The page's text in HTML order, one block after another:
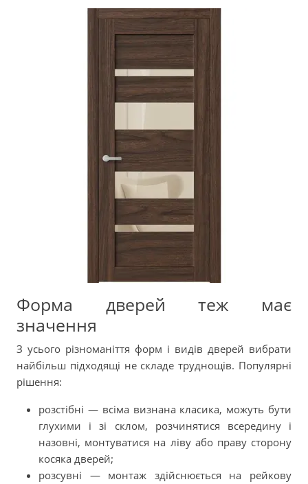
Форма дверей теж має
значення
З усього різноманіття форм і видів дверей вибрати
найбільш підходящі не складе труднощів. Популярні
рішення:
розстібні — всіма визнана класика, можуть бути
глухими і зі склом, розчинятися всередину і
назовні, монтуватися на ліву або праву сторону
косяка дверей;
розсувні — монтаж здійснюється на рейкову